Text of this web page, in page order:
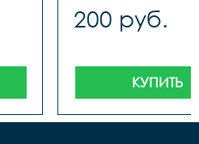
200 руб.
КУПИТЬ